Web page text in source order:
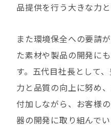
品提供を行う大きな力
また環境保全への要請
た素材や製品の開発に
す。五代目社長として
力と品質の向上に努め
付加しながら、お客様
器の開発に取り組んで